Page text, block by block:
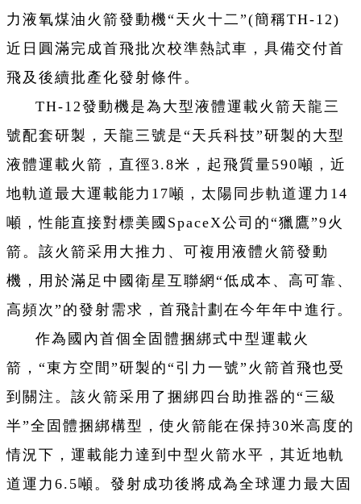
力液氧煤油火箭發動機“天火十二”(簡稱TH-12)
近日圓滿完成首飛批次校準熱試車，具備交付首
飛及後續批產化發射條件。
TH-12發動機是為大型液體運載火箭天龍三
號配套研製，天龍三號是“天兵科技”研製的大型
液體運載火箭，直徑3.8米，起飛質量590噸，近
地軌道最大運載能力17噸，太陽同步軌道運力14
噸，性能直接對標美國SpaceX公司的“獵鷹”9火
箭。該火箭采用大推力、可複用液體火箭發動
機，用於滿足中國衛星互聯網“低成本、高可靠、
高頻次”的發射需求，首飛計劃在今年年中進行。
作為國內首個全固體捆綁式中型運載火
箭，“東方空間”研製的“引力一號”火箭首飛也受
到關注。該火箭采用了捆綁四台助推器的“三級
半”全固體捆綁構型，使火箭能在保持30米高度的
情況下，運載能力達到中型火箭水平，其近地軌
道運力6.5噸。發射成功後將成為全球運力最大固